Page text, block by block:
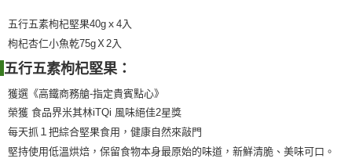
7-11取貨付款
每筆NT$60，滿NT$999(含以上)免運費
一般地區宅配
每筆NT$180，滿NT$1,800(含以上)免運費
離島地區宅配(澎湖,金門,馬祖)
每筆NT$300，滿NT$3,500(含以上)免運費
五行五素枸杞堅果40gｘ4入
枸杞杏仁小魚乾75gＸ2入
五行五素枸杞堅果：
獲選《高鐵商務艙-指定貴賓點心》
榮獲 食品界米其林iTQi 風味絕佳2星獎
每天抓１把綜合堅果食用，健康自然來敲門
堅持使用低溫烘焙，保留食物本身最原始的味道，新鮮清脆、美味可口。